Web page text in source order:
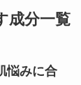
成分一覧
悩みに合